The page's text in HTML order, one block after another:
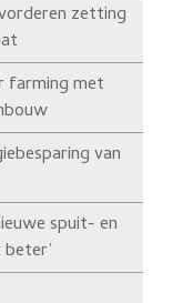
zetting
farming met
van
spuit- en